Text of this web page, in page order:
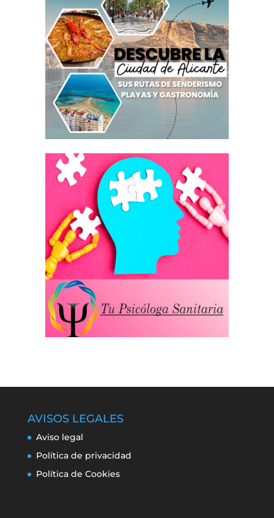
AVISOS LEGALES
Aviso legal
Política de privacidad
Política de Cookies